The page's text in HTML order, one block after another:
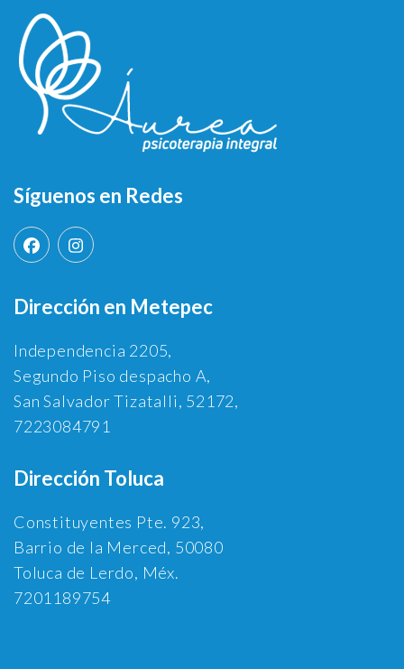
Síguenos en Redes
Dirección en Metepec
Independencia 2205,
Segundo Piso despacho A,
San Salvador Tizatalli, 52172,
7223084791
Dirección Toluca
Constituyentes Pte. 923,
Barrio de la Merced, 50080
Toluca de Lerdo, Méx.
7201189754